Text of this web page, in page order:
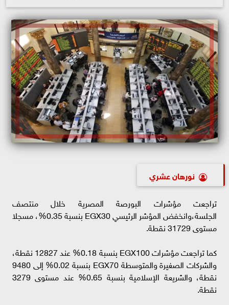
نورهان عشري
تراجعت مؤشرات البورصة المصرية خلال منتصف
الجلسة،وانخفض المؤشر الرئيسي EGX30 بنسبة 0.35%، مسجلا
مستوى 31729 نقطة.
كما تراجعت مؤشرات EGX100 بنسبة 0.18% عند 12827 نقطة،
والشركات الصغيرة والمتوسطة EGX70 بنسبة 0.02% إلى 9480
نقطة، والشريعة الإسلامية بنسبة 0.65% عند مستوى 3279
نقطة.